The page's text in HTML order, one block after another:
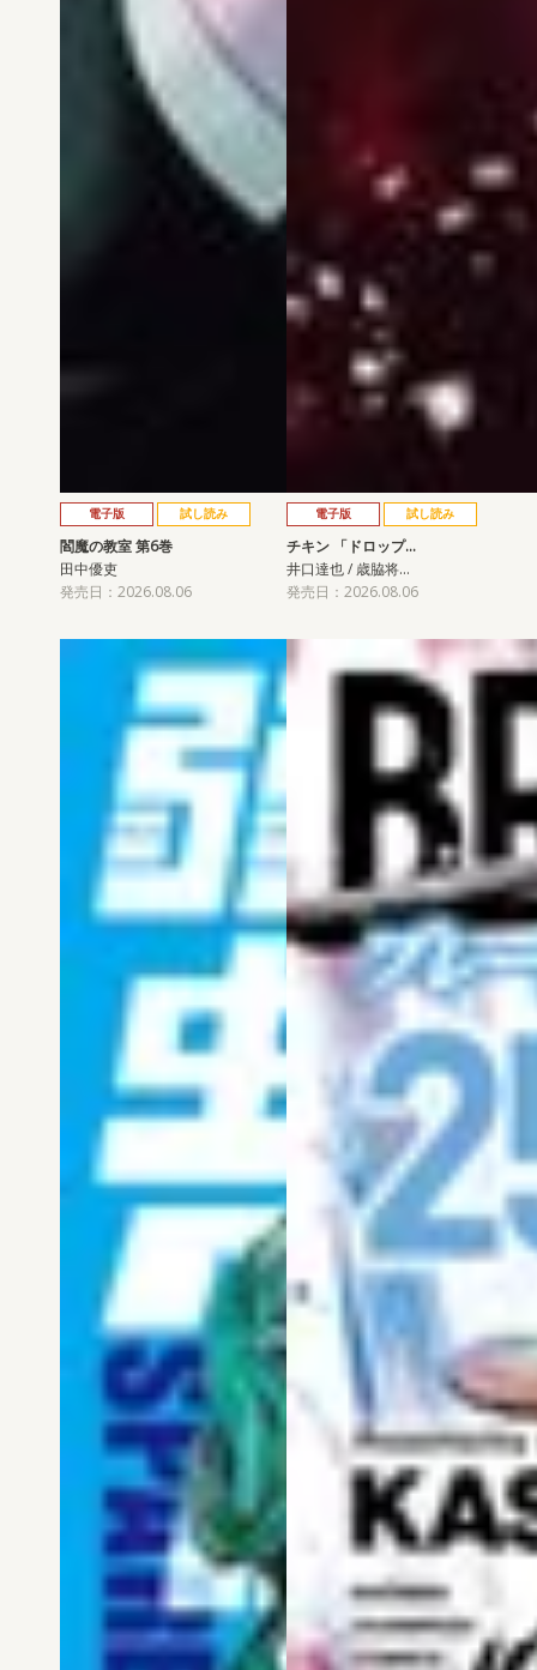
電子版 試し読み
閻魔の教室 第6巻
田中優吏
発売日：2026.08.06
電子版 試し読み
チキン 「ドロップ…
井口達也 / 歳脇将…
発売日：2026.08.06